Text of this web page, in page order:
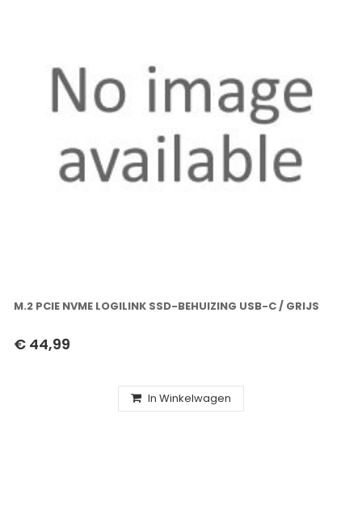
M.2 PCIE NVME LOGILINK SSD-BEHUIZING USB-C / GRIJS
€ 44,99
In Winkelwagen